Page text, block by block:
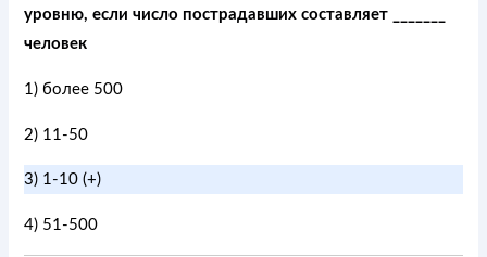
уровню, если число пострадавших составляет _______
человек
1) более 500
2) 11-50
3) 1-10 (+)
4) 51-500